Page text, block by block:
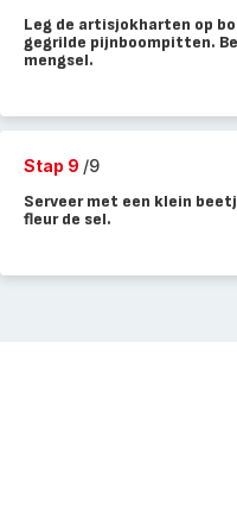
Leg de artisjokharten op
gegrilde pijnboompitten.
mengsel.
Stap 9 /9
Serveer met een klein
fleur de sel.